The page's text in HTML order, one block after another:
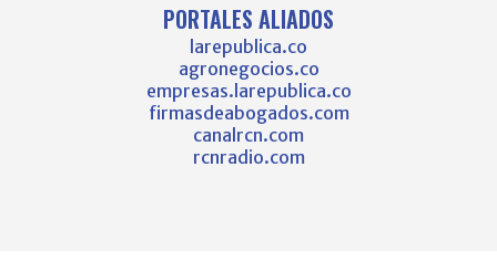
PORTALES ALIADOS
larepublica.co
agronegocios.co
empresas.larepublica.co
firmasdeabogados.com
canalrcn.com
rcnradio.com